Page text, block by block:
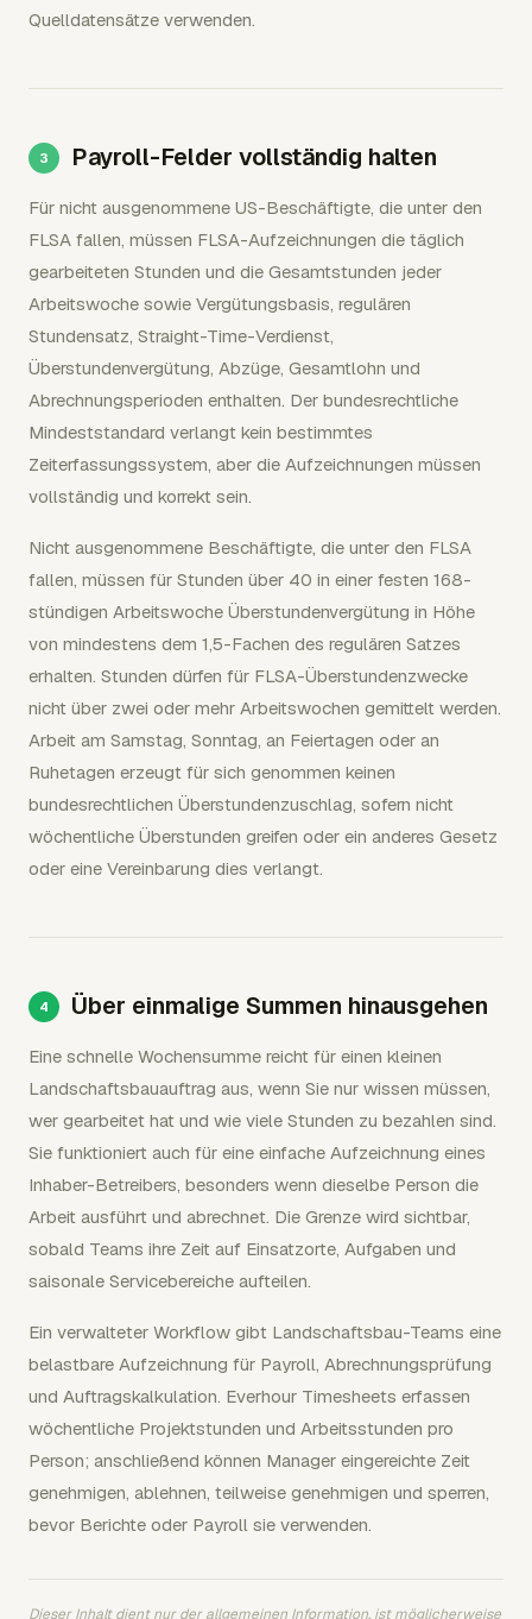
Quelldatensätze verwenden.
Payroll-Felder vollständig halten
Für nicht ausgenommene US-Beschäftigte, die unter den
FLSA fallen, müssen FLSA-Aufzeichnungen die täglich
gearbeiteten Stunden und die Gesamtstunden jeder
Arbeitswoche sowie Vergütungsbasis, regulären
Stundensatz, Straight-Time-Verdienst,
Überstundenvergütung, Abzüge, Gesamtlohn und
Abrechnungsperioden enthalten. Der bundesrechtliche
Mindeststandard verlangt kein bestimmtes
Zeiterfassungssystem, aber die Aufzeichnungen müssen
vollständig und korrekt sein.
Nicht ausgenommene Beschäftigte, die unter den FLSA
fallen, müssen für Stunden über 40 in einer festen 168-
stündigen Arbeitswoche Überstundenvergütung in Höhe
von mindestens dem 1,5-Fachen des regulären Satzes
erhalten. Stunden dürfen für FLSA-Überstundenzwecke
nicht über zwei oder mehr Arbeitswochen gemittelt werden.
Arbeit am Samstag, Sonntag, an Feiertagen oder an
Ruhetagen erzeugt für sich genommen keinen
bundesrechtlichen Überstundenzuschlag, sofern nicht
wöchentliche Überstunden greifen oder ein anderes Gesetz
oder eine Vereinbarung dies verlangt.
Über einmalige Summen hinausgehen
Eine schnelle Wochensumme reicht für einen kleinen
Landschaftsbauauftrag aus, wenn Sie nur wissen müssen,
wer gearbeitet hat und wie viele Stunden zu bezahlen sind.
Sie funktioniert auch für eine einfache Aufzeichnung eines
Inhaber-Betreibers, besonders wenn dieselbe Person die
Arbeit ausführt und abrechnet. Die Grenze wird sichtbar,
sobald Teams ihre Zeit auf Einsatzorte, Aufgaben und
saisonale Servicebereiche aufteilen.
Ein verwalteter Workflow gibt Landschaftsbau-Teams eine
belastbare Aufzeichnung für Payroll, Abrechnungsprüfung
und Auftragskalkulation. Everhour Timesheets erfassen
wöchentliche Projektstunden und Arbeitsstunden pro
Person; anschließend können Manager eingereichte Zeit
genehmigen, ablehnen, teilweise genehmigen und sperren,
bevor Berichte oder Payroll sie verwenden.
Dieser Inhalt dient nur der allgemeinen Information, ist möglicherweise